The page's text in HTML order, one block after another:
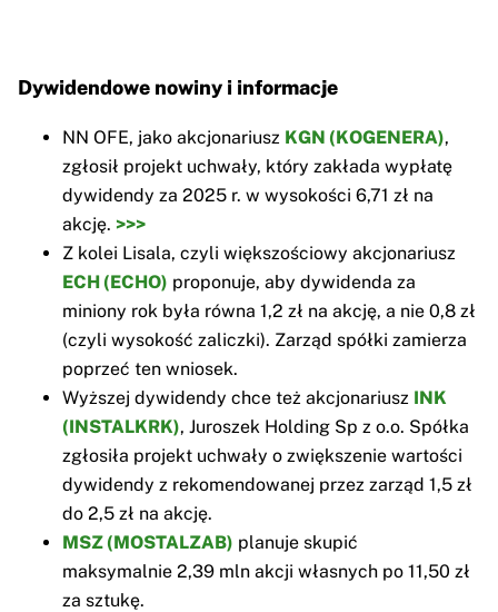
Dywidendowe nowiny i informacje
NN OFE, jako akcjonariusz KGN (KOGENERA),
zgłosił projekt uchwały, który zakłada wypłatę
dywidendy za 2025 r. w wysokości 6,71 zł na
akcję. >>>
Z kolei Lisala, czyli większościowy akcjonariusz
ECH (ECHO) proponuje, aby dywidenda za
miniony rok była równa 1,2 zł na akcję, a nie 0,8 zł
(czyli wysokość zaliczki). Zarząd spółki zamierza
poprzeć ten wniosek.
Wyższej dywidendy chce też akcjonariusz INK
(INSTALKRK), Juroszek Holding Sp z o.o. Spółka
zgłosiła projekt uchwały o zwiększenie wartości
dywidendy z rekomendowanej przez zarząd 1,5 zł
do 2,5 zł na akcję.
MSZ (MOSTALZAB) planuje skupić
maksymalnie 2,39 mln akcji własnych po 11,50 zł
za sztukę.